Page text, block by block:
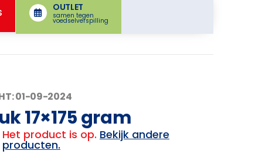
OUTLET
samen tegen
voedselverspilling
01-09-2024
17×175 gram
Het product is op. Bekijk andere
producten.